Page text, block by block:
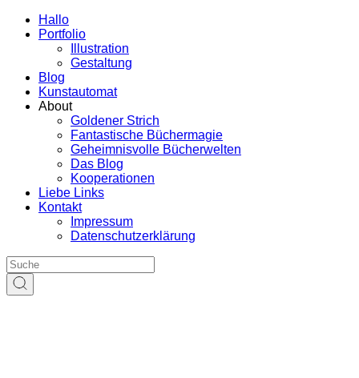
Hallo
Portfolio
Illustration
Gestaltung
Blog
Kunstautomat
About
Goldener Strich
Fantastische Büchermagie
Geheimnisvolle Bücherwelten
Das Blog
Kooperationen
Liebe Links
Kontakt
Impressum
Datenschutzerklärung